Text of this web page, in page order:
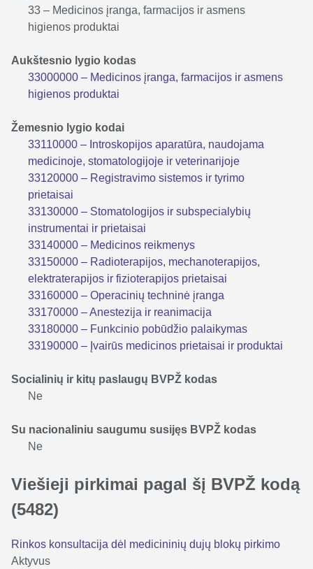
33 – Medicinos įranga, farmacijos ir asmens
higienos produktai
Aukštesnio lygio kodas
33000000 – Medicinos įranga, farmacijos ir asmens
higienos produktai
Žemesnio lygio kodai
33110000 – Introskopijos aparatūra, naudojama
medicinoje, stomatologijoje ir veterinarijoje
33120000 – Registravimo sistemos ir tyrimo
prietaisai
33130000 – Stomatologijos ir subspecialybių
instrumentai ir prietaisai
33140000 – Medicinos reikmenys
33150000 – Radioterapijos, mechanoterapijos,
elektraterapijos ir fizioterapijos prietaisai
33160000 – Operacinių techninė įranga
33170000 – Anestezija ir reanimacija
33180000 – Funkcinio pobūdžio palaikymas
33190000 – Įvairūs medicinos prietaisai ir produktai
Socialinių ir kitų paslaugų BVPŽ kodas
Ne
Su nacionaliniu saugumu susijęs BVPŽ kodas
Ne
Viešieji pirkimai pagal šį BVPŽ kodą
(5482)
Rinkos konsultacija dėl medicininių dujų blokų pirkimo
Aktyvus